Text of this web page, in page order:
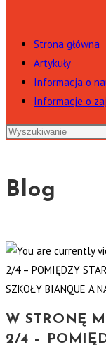
Strona główna
Artykuły
Informacja o
Informacje o
Blog
W STRONĘ
2/4 –